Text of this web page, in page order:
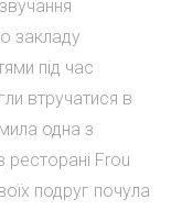
закладу
під час
втручатися в
одна з
ресторані Frou
подруг почула